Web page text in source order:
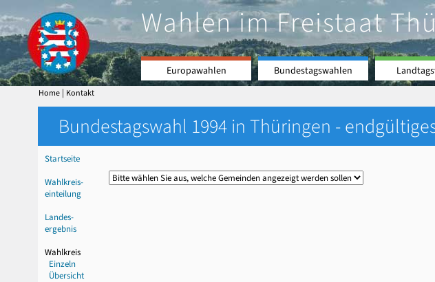
Wahlen im Freistaat
Europawahlen Bundestagswahlen
Home | Kontakt
Bundestagswahl 1994 in Thüringen -
Startseite
Wahlkreis-
einteilung
Landes-
ergebnis
Wahlkreis
Einzeln
Übersicht